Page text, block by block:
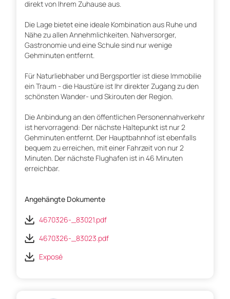
direkt von Ihrem Zuhause aus.
Die Lage bietet eine ideale Kombination aus Ruhe und
Nähe zu allen Annehmlichkeiten. Nahversorger,
Gastronomie und eine Schule sind nur wenige
Gehminuten entfernt.
Für Naturliebhaber und Bergsportler ist diese Immobilie
ein Traum - die Haustüre ist Ihr direkter Zugang zu den
schönsten Wander- und Skirouten der Region.
Die Anbindung an den öffentlichen Personennahverkehr
ist hervorragend: Der nächste Haltepunkt ist nur 2
Gehminuten entfernt. Der Hauptbahnhof ist ebenfalls
bequem zu erreichen, mit einer Fahrzeit von nur 2
Minuten. Der nächste Flughafen ist in 46 Minuten
erreichbar.
Angehängte Dokumente
4670326-_83021.pdf
4670326-_83023.pdf
Exposé